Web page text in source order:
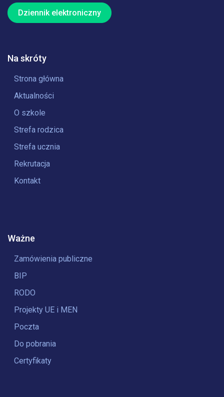
Dziennik elektroniczny
Na skróty
Strona główna
Aktualności
O szkole
Strefa rodzica
Strefa ucznia
Rekrutacja
Kontakt
Ważne
Zamówienia publiczne
BIP
RODO
Projekty UE i MEN
Poczta
Do pobrania
Certyfikaty